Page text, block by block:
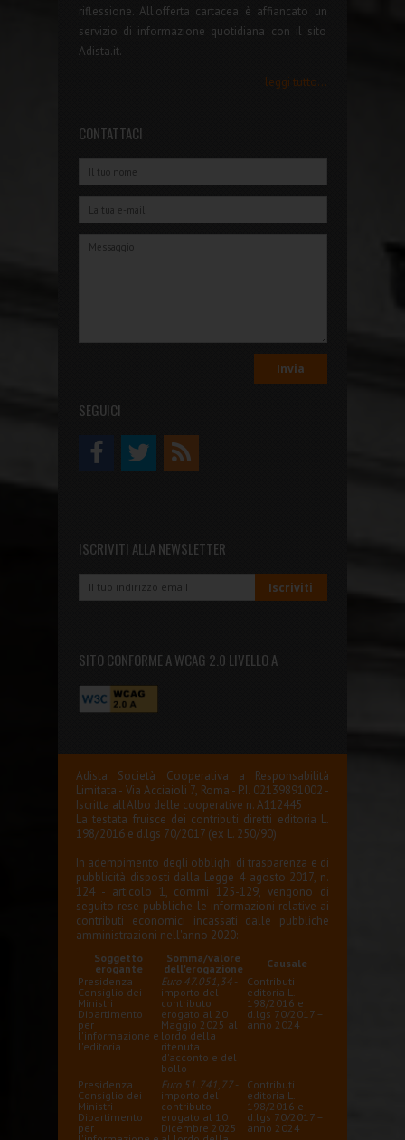
riflessione. All'offerta cartacea è affiancato un
servizio di informazione quotidiana con il sito
Adista.it.
leggi tutto...
CONTATTACI
SEGUICI
ISCRIVITI ALLA NEWSLETTER
SITO CONFORME A WCAG 2.0 LIVELLO A
Adista Società Cooperativa a Responsabilità
Limitata - Via Acciaioli 7, Roma - P.I. 02139891002 -
Iscritta all'Albo delle cooperative n. A112445
La testata fruisce dei contributi diretti editoria L.
198/2016 e d.lgs 70/2017 (ex L. 250/90)
In adempimento degli obblighi di trasparenza e di
pubblicità disposti dalla Legge 4 agosto 2017, n.
124 - articolo 1, commi 125-129, vengono di
seguito rese pubbliche le informazioni relative ai
contributi economici incassati dalle pubbliche
amministrazioni nell'anno 2020:
Soggetto
erogante
Somma/valore
dell'erogazione
Causale
Presidenza
Consiglio dei
Ministri
Dipartimento
per
l'informazione e
l'editoria
Euro 47.051,34 -
importo del
contributo
erogato al 20
Maggio 2025 al
lordo della
ritenuta
d'acconto e del
bollo
Contributi
editoria L.
198/2016 e
d.lgs 70/2017 –
anno 2024
Presidenza
Consiglio dei
Ministri
Dipartimento
per
Euro 51.741,77 -
importo del
contributo
erogato al 10
Dicembre 2025
Contributi
editoria L.
198/2016 e
d.lgs 70/2017 –
anno 2024